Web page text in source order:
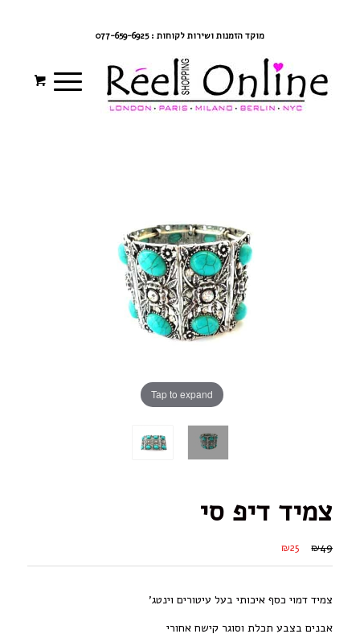
מוקד הזמנות ושירות לקוחות : 077-659-6925
Tap to expand
צמיד דיפ סי
₪49
₪25
צמיד דמוי כסף איכותי בעל עיטורים וינטג’
אבנים בצבע תכלת וסוגר קישח אחורי